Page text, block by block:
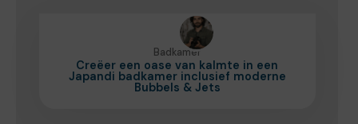
Badkamer
Creëer een oase van kalmte in een
Japandi badkamer inclusief moderne
Bubbels & Jets